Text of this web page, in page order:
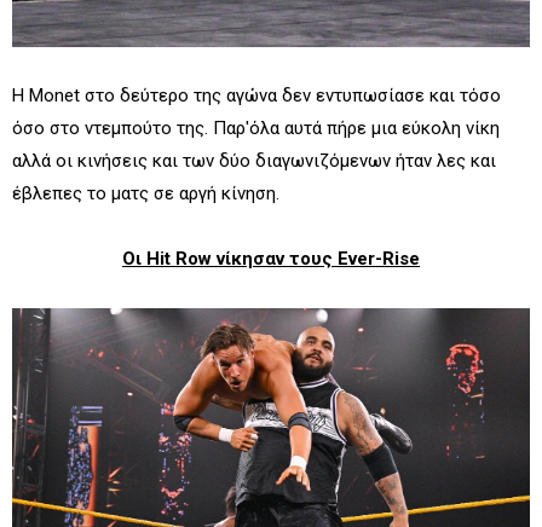
Η Monet στο δεύτερο της αγώνα δεν εντυπωσίασε και τόσο
όσο στο ντεμπούτο της. Παρ'όλα αυτά πήρε μια εύκολη νίκη
αλλά οι κινήσεις και των δύο διαγωνιζόμενων ήταν λες και
έβλεπες το ματς σε αργή κίνηση.
Οι Hit Row νίκησαν τους Ever-Rise